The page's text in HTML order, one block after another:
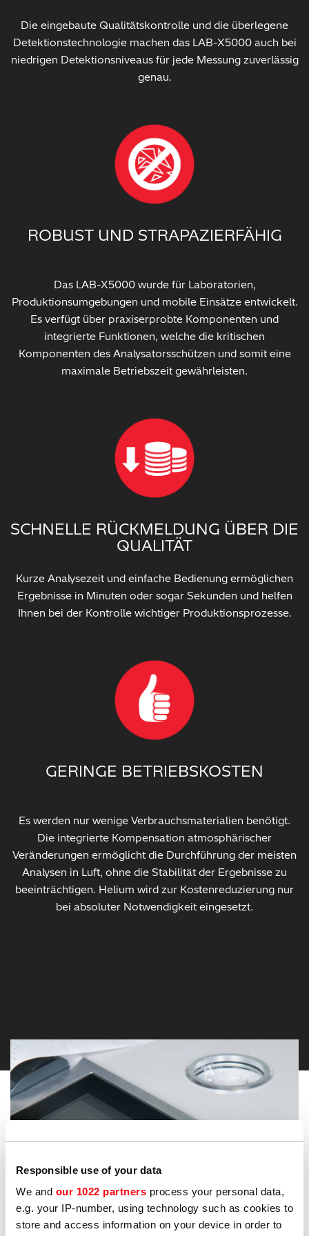
Responsible use of your data
We and our 1022 partners process your personal data,
e.g. your IP-number, using technology such as cookies to
store and access information on your device in order to
Die eingebaute Qualitätskontrolle und die überlegene
Detektionstechnologie machen das LAB-X5000 auch bei
niedrigen Detektionsniveaus für jede Messung zuverlässig
genau.
ROBUST UND STRAPAZIERFÄHIG
Das LAB-X5000 wurde für Laboratorien,
Produktionsumgebungen und mobile Einsätze entwickelt.
Es verfügt über praxiserprobte Komponenten und
integrierte Funktionen, welche die kritischen
Komponenten des Analysatorsschützen und somit eine
maximale Betriebszeit gewährleisten.
SCHNELLE RÜCKMELDUNG ÜBER DIE
QUALITÄT
Kurze Analysezeit und einfache Bedienung ermöglichen
Ergebnisse in Minuten oder sogar Sekunden und helfen
Ihnen bei der Kontrolle wichtiger Produktionsprozesse.
GERINGE BETRIEBSKOSTEN
Es werden nur wenige Verbrauchsmaterialien benötigt.
Die integrierte Kompensation atmosphärischer
Veränderungen ermöglicht die Durchführung der meisten
Analysen in Luft, ohne die Stabilität der Ergebnisse zu
beeinträchtigen. Helium wird zur Kostenreduzierung nur
bei absoluter Notwendigkeit eingesetzt.